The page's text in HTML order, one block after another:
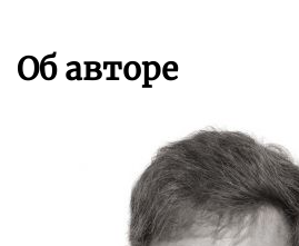
Об авторе